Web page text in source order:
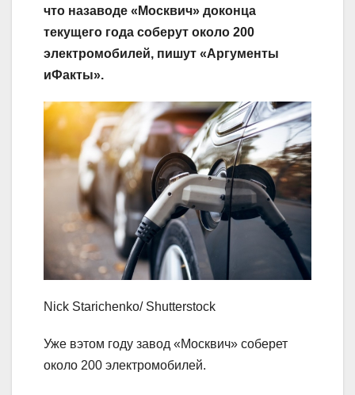
что назаводе «Москвич» доконца
текущего года соберут около 200
электромобилей, пишут «Аргументы
иФакты».
Nick Starichenko/ Shutterstock
Уже вэтом году завод «Москвич» соберет
около 200 электромобилей.